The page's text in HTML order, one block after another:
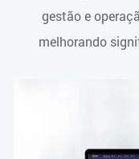
gestão e
melhorando